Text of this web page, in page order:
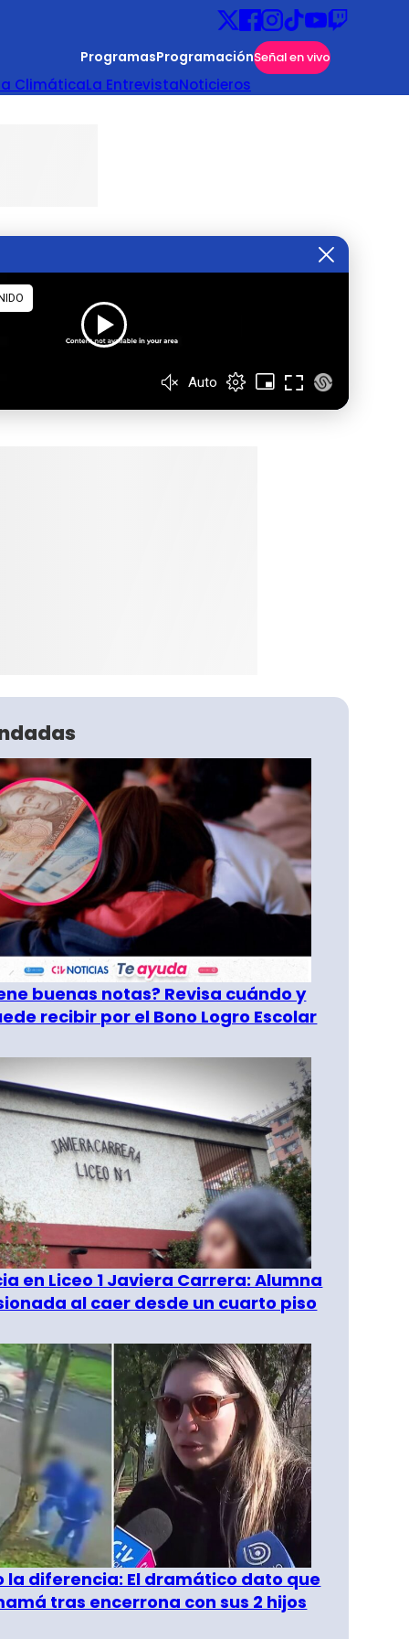
ProgramasProgramaciónSeñal en vivo
ClimáticaLa EntrevistaNoticieros
buenas notas? Revisa cuándo y
recibir por el Bono Logro Escolar
en Liceo 1 Javiera Carrera: Alumna
al caer desde un cuarto piso
la diferencia: El dramático dato que
tras encerrona con sus 2 hijos